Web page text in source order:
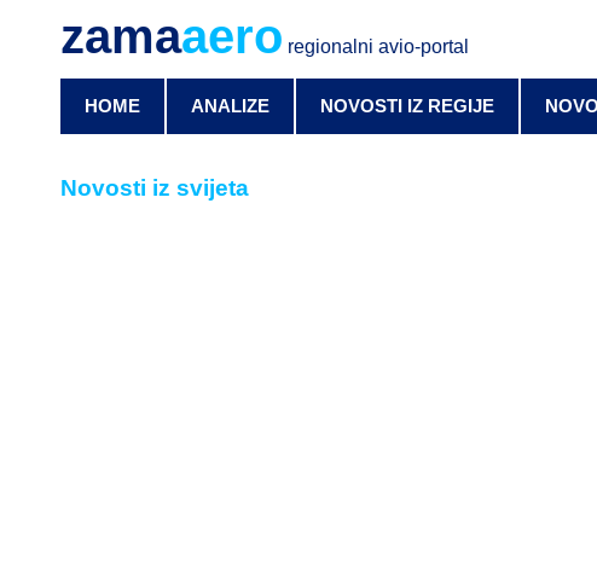
zamaaero regionalni avio-portal
HOME ANALIZE NOVOSTI IZ REGIJE
Novosti iz svijeta